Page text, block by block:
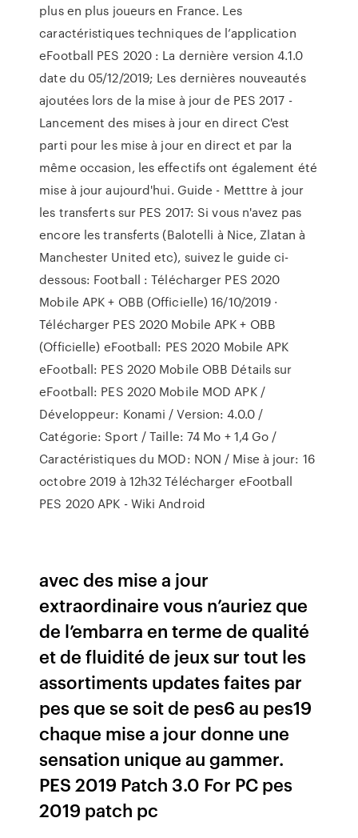
plus en plus joueurs en France. Les
caractéristiques techniques de l’application
eFootball PES 2020 : La dernière version 4.1.0
date du 05/12/2019; Les dernières nouveautés
ajoutées lors de la mise à jour de PES 2017 -
Lancement des mises à jour en direct C'est
parti pour les mise à jour en direct et par la
même occasion, les effectifs ont également été
mise à jour aujourd'hui. Guide - Metttre à jour
les transferts sur PES 2017: Si vous n'avez pas
encore les transferts (Balotelli à Nice, Zlatan à
Manchester United etc), suivez le guide ci-
dessous: Football : Télécharger PES 2020
Mobile APK + OBB (Officielle) 16/10/2019 ·
Télécharger PES 2020 Mobile APK + OBB
(Officielle) eFootball: PES 2020 Mobile APK
eFootball: PES 2020 Mobile OBB Détails sur
eFootball: PES 2020 Mobile MOD APK /
Développeur: Konami / Version: 4.0.0 /
Catégorie: Sport / Taille: 74 Mo + 1,4 Go /
Caractéristiques du MOD: NON / Mise à jour: 16
octobre 2019 à 12h32 Télécharger eFootball
PES 2020 APK - Wiki Android
avec des mise a jour
extraordinaire vous n’auriez que
de l’embarra en terme de qualité
et de fluidité de jeux sur tout les
assortiments updates faites par
pes que se soit de pes6 au pes19
chaque mise a jour donne une
sensation unique au gammer.
PES 2019 Patch 3.0 For PC pes
2019 patch pc